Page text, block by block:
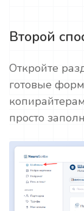
Второй
Откройте
готовые
просто